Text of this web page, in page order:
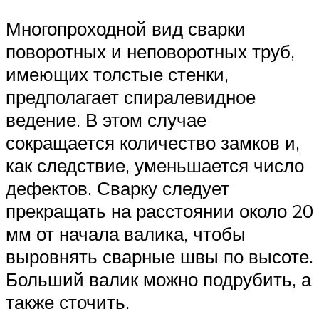
Многопроходной вид сварки
поворотных и неповоротных труб,
имеющих толстые стенки,
предполагает спиралевидное
ведение. В этом случае
сокращается количество замков и,
как следствие, уменьшается число
дефектов. Сварку следует
прекращать на расстоянии около 20
мм от начала валика, чтобы
выровнять сварные швы по высоте.
Больший валик можно подрубить, а
также сточить.